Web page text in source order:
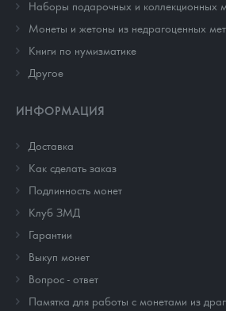
Наборы подарочных и коллекционных
Монеты и жетоны из недрагоценных
Книги по нумизматике
Другое
ИНФОРМАЦИЯ
Доставка
Как сделать заказ
Подлинность монет
Клуб ЗМД
Гарантии
Выкуп монет
Вопрос - ответ
Памятка для работы с монетами из